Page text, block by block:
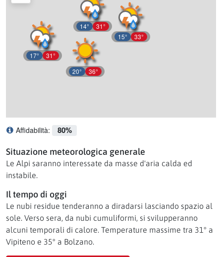
17° 31°
14° 31°
20° 36°
15° 33°
Affidabilità: 80%
Situazione meteorologica generale
Le Alpi saranno interessate da masse d'aria calda ed
instabile.
Il tempo di oggi
Le nubi residue tenderanno a diradarsi lasciando spazio al
sole. Verso sera, da nubi cumuliformi, si svilupperanno
alcuni temporali di calore. Temperature massime tra 31° a
Vipiteno e 35° a Bolzano.